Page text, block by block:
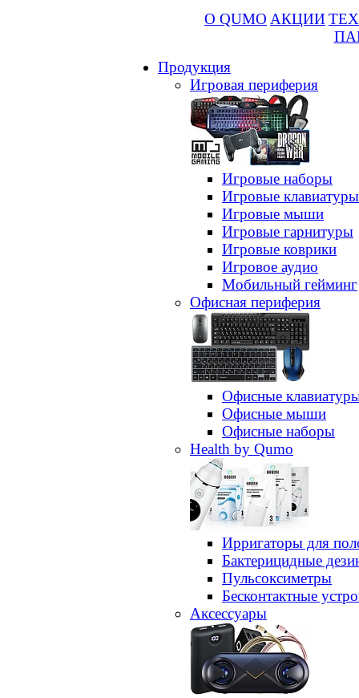
О QUMO АКЦИИ
Продукция
Игровая периферия
Игровые наборы
Игровые клавиатуры
Игровые мыши
Игровые гарнитуры
Игровые коврики
Игровое аудио
Мобильный гейминг
Офисная периферия
Офисные
Офисные мыши
Офисные наборы
Health by Qumo
Ирригаторы для
Бактерицидные
Пульсоксиметры
Бесконтактные
Аксессуары